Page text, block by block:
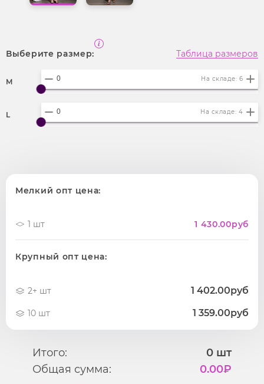
Выберите размер: Таблица размеров
M На складе: 6
L На складе: 4
Мелкий опт цена:
1 шт 1 430.00руб
Крупный опт цена:
2+ шт 1 402.00руб
10 шт 1 359.00руб
Итого: 0 шт
Общая сумма:
0.00₽